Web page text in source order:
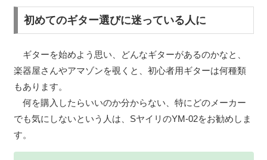
初めてのギター選びに迷っている人に
ギターを始めよう思い、どんなギターがあるのかなと、
楽器屋さんやアマゾンを覗くと、初心者用ギターは何種類
もあります。
何を購入したらいいのか分からない、特にどのメーカー
でも気にしないという人は、SヤイリのYM-02をお勧めしま
す。